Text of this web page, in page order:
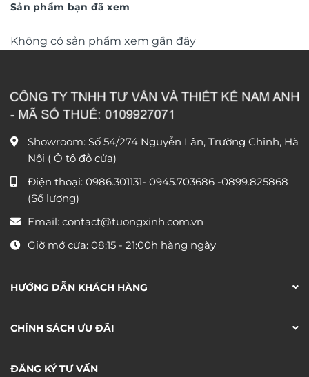
Sản phẩm bạn đã xem
Không có sản phẩm xem gần đây
Showroom: Số 54/274 Nguyễn Lân, Trường Chinh, Hà
Nội ( Ô tô đỗ cửa)
Điện thoại: 0986.301131- 0945.703686 -0899.825868
(Số lượng)
Email: contact@tuongxinh.com.vn
Giờ mở cửa: 08:15 - 21:00h hàng ngày
HƯỚNG DẪN KHÁCH HÀNG
CHÍNH SÁCH ƯU ĐÃI
ĐĂNG KÝ TƯ VẤN